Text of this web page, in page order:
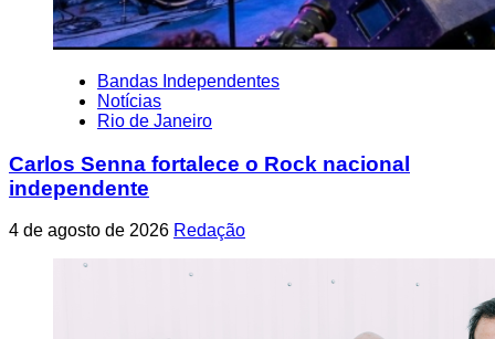
Bandas Independentes
Notícias
Rio de Janeiro
Carlos Senna fortalece o Rock nacional
independente
4 de agosto de 2026 Redação